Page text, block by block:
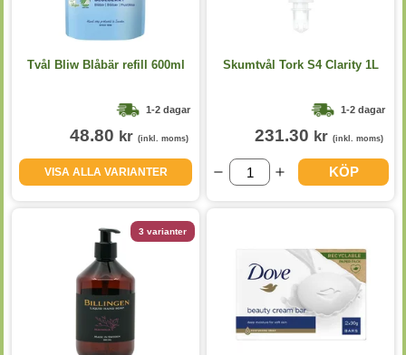
Tvål Bliw Blåbär refill 600ml
1-2 dagar
48.80 kr (inkl. moms)
VISA ALLA VARIANTER
Skumtvål Tork S4 Clarity 1L
1-2 dagar
231.30 kr (inkl. moms)
KÖP
3 varianter